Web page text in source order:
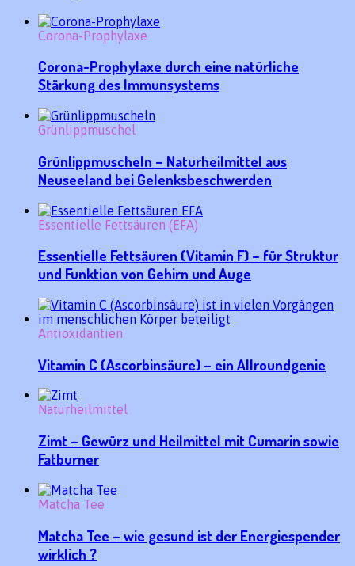
Corona-Prophylaxe
Corona-Prophylaxe durch eine natürliche
Stärkung des Immunsystems
Grünlippmuschel
Grünlippmuscheln – Naturheilmittel aus
Neuseeland bei Gelenksbeschwerden
Essentielle Fettsäuren (EFA)
Essentielle Fettsäuren (Vitamin F) – für Struktur
und Funktion von Gehirn und Auge
Antioxidantien
Vitamin C (Ascorbinsäure) – ein Allroundgenie
Naturheilmittel
Zimt – Gewürz und Heilmittel mit Cumarin sowie
Fatburner
Matcha Tee
Matcha Tee – wie gesund ist der Energiespender
wirklich ?